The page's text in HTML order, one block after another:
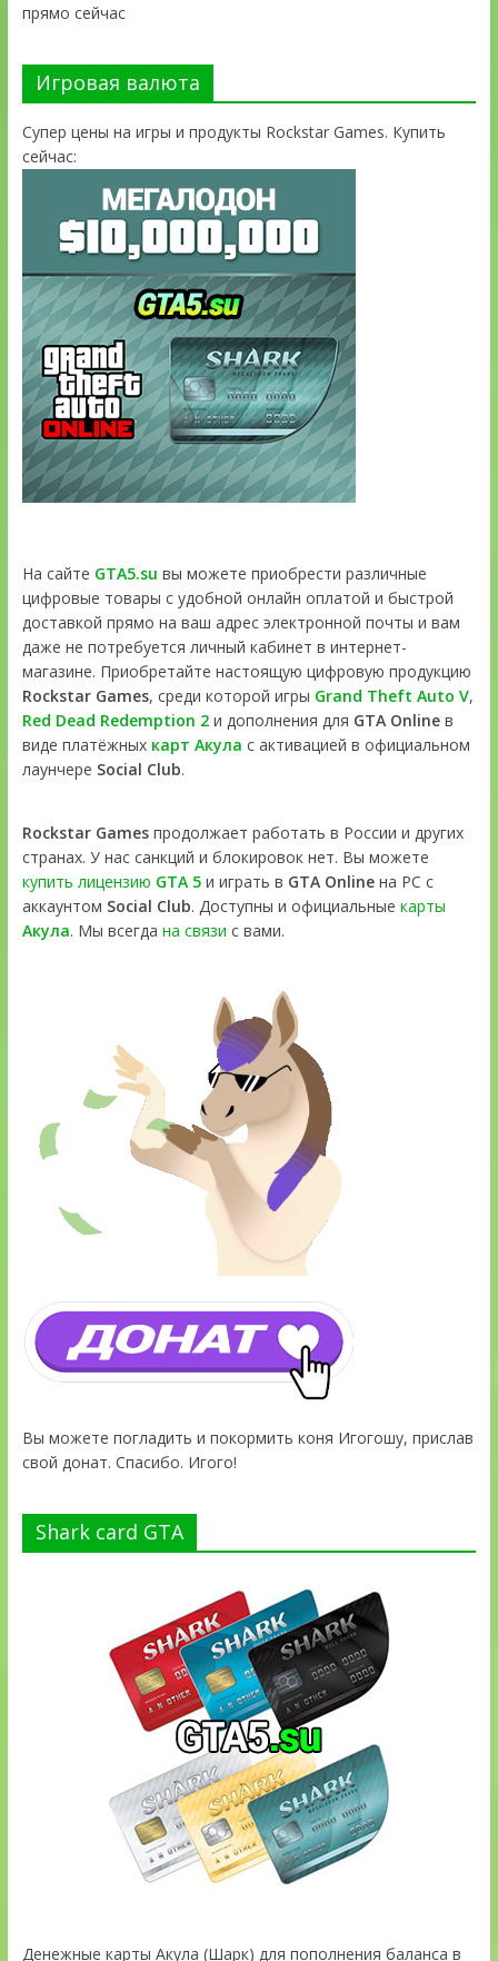
прямо сейчас
Игровая валюта
Супер цены на игры и продукты Rockstar Games. Купить
сейчас:
На сайте GTA5.su вы можете приобрести различные
цифровые товары с удобной онлайн оплатой и быстрой
доставкой прямо на ваш адрес электронной почты и вам
даже не потребуется личный кабинет в интернет-
магазине. Приобретайте настоящую цифровую продукцию
Rockstar Games, среди которой игры Grand Theft Auto V,
Red Dead Redemption 2и дополнения для GTA Onlineв
виде платёжных карт Акула с активацией в официальном
лаунчере Social Club.
Rockstar Gamesпродолжает работать в России и других
странах. У нас санкций и блокировок нет. Вы можете
купить лицензию GTA 5и играть в GTA Onlineна PC с
аккаунтом Social Club. Доступны и официальные карты
Акула. Мы всегда на связи с вами.
Вы можете погладить и покормить коня Игогошу, прислав
свой донат. Спасибо. Игого!
Shark card GTA
Денежные карты Акула (Шарк) для пополнения баланса в